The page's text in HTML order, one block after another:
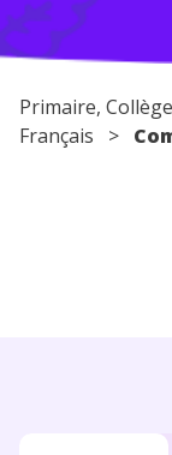
Conseils pour
Primaire, Collège
Français >